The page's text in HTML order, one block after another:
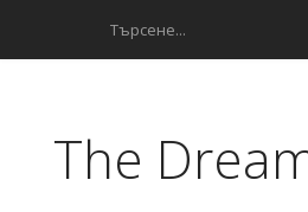
The